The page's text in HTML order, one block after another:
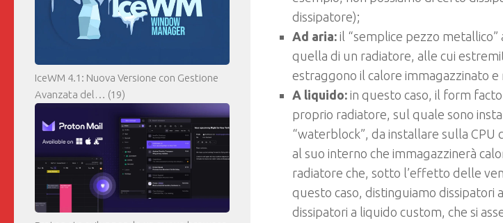
dissipatore);
Ad aria: il “semplice pezzo
quella di un radiatore, alle cui
estraggono il calore immagazzinato e
A liquido: in questo caso, il form
proprio radiatore, sul quale sono
“waterblock”, da installare sulla
al suo interno che immagazzinerà
radiatore che, sotto l’effetto delle
questo caso, distinguiamo dissipatori
dissipatori a liquido custom, che si
IceWM 4.1: Nuova Versione con Gestione
Avanzata del… (19)